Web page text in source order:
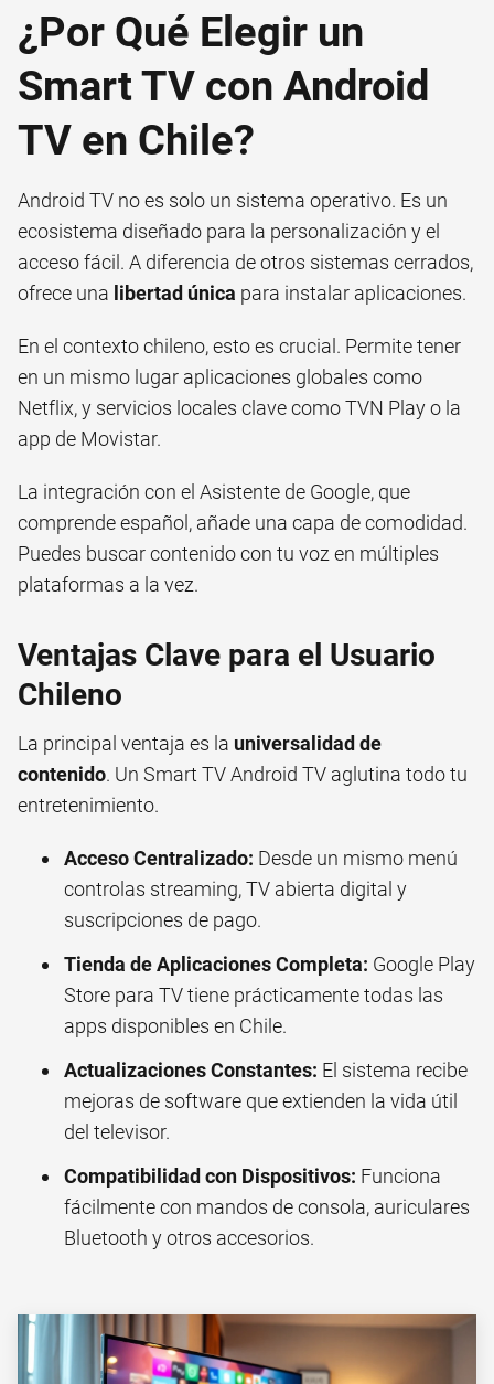
¿Por Qué Elegir un
Smart TV con Android
TV en Chile?
Android TV no es solo un sistema operativo. Es un
ecosistema diseñado para la personalización y el
acceso fácil. A diferencia de otros sistemas cerrados,
ofrece una libertad única para instalar aplicaciones.
En el contexto chileno, esto es crucial. Permite tener
en un mismo lugar aplicaciones globales como
Netflix, y servicios locales clave como TVN Play o la
app de Movistar.
La integración con el Asistente de Google, que
comprende español, añade una capa de comodidad.
Puedes buscar contenido con tu voz en múltiples
plataformas a la vez.
Ventajas Clave para el Usuario
Chileno
La principal ventaja es la universalidad de
contenido. Un Smart TV Android TV aglutina todo tu
entretenimiento.
Acceso Centralizado: Desde un mismo menú
controlas streaming, TV abierta digital y
suscripciones de pago.
Tienda de Aplicaciones Completa: Google Play
Store para TV tiene prácticamente todas las
apps disponibles en Chile.
Actualizaciones Constantes: El sistema recibe
mejoras de software que extienden la vida útil
del televisor.
Compatibilidad con Dispositivos: Funciona
fácilmente con mandos de consola, auriculares
Bluetooth y otros accesorios.